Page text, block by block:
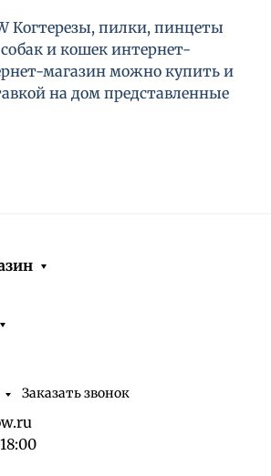
Когтерезы, пилки, пинцеты
и кошек интернет-
магазин можно купить и
на дом представленные
Заказать звонок